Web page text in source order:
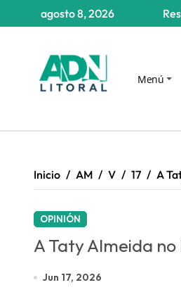
agosto 8, 2026
Menú
Inicio AM V 17 A
OPINIÓN
A Taty Almeida
Jun 17, 2026